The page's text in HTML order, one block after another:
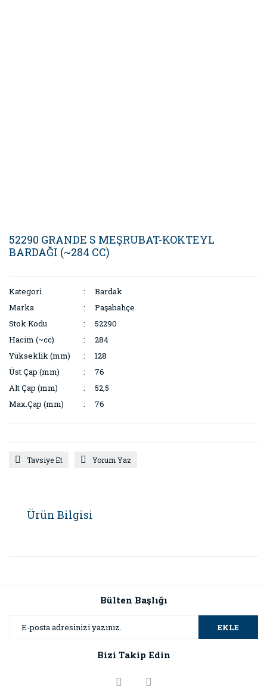
52290 GRANDE S MEŞRUBAT-KOKTEYL
BARDAĞI (~284 CC)
Kategori
Bardak
Marka
Paşabahçe
Stok Kodu
52290
Hacim (~cc)
284
Yükseklik (mm)
128
Üst Çap (mm)
76
Alt Çap (mm)
52,5
Max.Çap (mm)
76
Tavsiye Et Yorum Yaz
Ürün Bilgisi
Bülten Başlığı
EKLE
Bizi Takip Edin